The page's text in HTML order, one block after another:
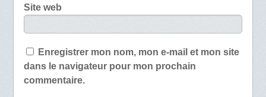
Site web
Enregistrer mon nom, mon e-mail et mon site
dans le navigateur pour mon prochain
commentaire.